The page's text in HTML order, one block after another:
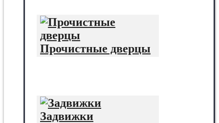
Прочистные дверцы
Задвижки